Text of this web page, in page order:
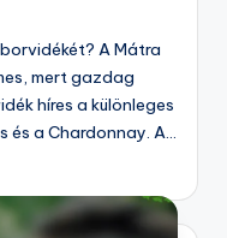
A Mátra
mert gazdag
híres a különleges
és a Chardonnay. A…